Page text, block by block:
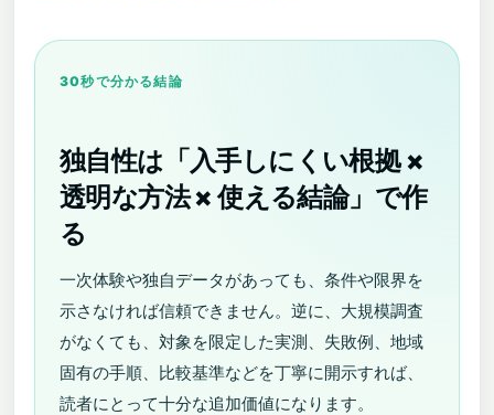
30秒で分かる結論
独自性は「入手しにくい根拠 ×
透明な方法 × 使える結論」で作
る
一次体験や独自データがあっても、条件や限界を
示さなければ信頼できません。逆に、大規模調査
がなくても、対象を限定した実測、失敗例、地域
固有の手順、比較基準などを丁寧に開示すれば、
読者にとって十分な追加価値になります。